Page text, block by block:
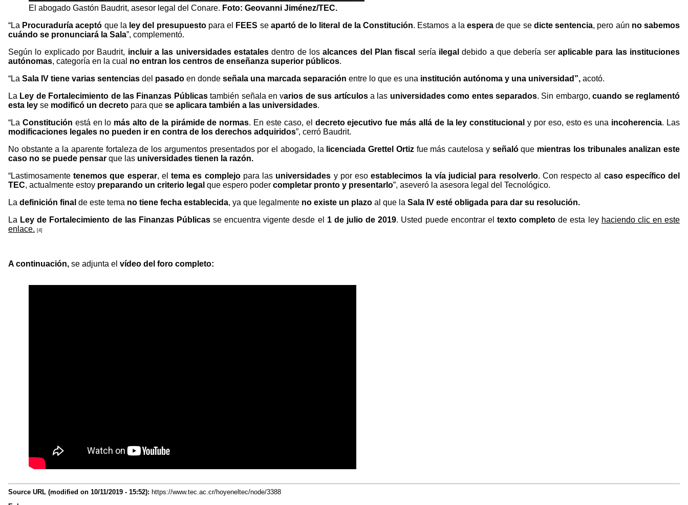
El abogado Gastón Baudrit, asesor legal del Conare. Foto: Geovanni Jiménez/TEC.
“La Procuraduría aceptó que la ley del presupuestopara el FEES se apartó de lo literal de la Constitución. Estamos a laespera de que se dicte sentencia, pero aún no sabemos
cuándo se pronunciará la Sala”, complementó.
Según lo explicado por Baudrit, incluir a las universidades estatales dentro de losalcances del Plan fiscal sería ilegal debido a que debería seraplicable para las instituciones
autónomas, categoría en la cual no entran los centros de enseñanza superior públicos.
“La Sala IV tiene varias sentencias del pasado en donde señala una marcada separación entre lo que es una institución autónoma y una universidad”, acotó.
La Ley de Fortalecimiento de las Finanzas Públicastambién señala en varios de sus artículosa las universidades como entes separados. Sin embargo,cuando se reglamentó
esta ley se modificó un decreto para que se aplicara también a las universidades.
“La Constitución está en lo más alto de la pirámide de normas. En este caso, el decreto ejecutivo fue más allá de la ley constitucional y por eso, esto es una incoherencia. Las
modificaciones legales no pueden ir en contra de los derechos adquiridos”, cerró Baudrit.
No obstante a la aparente fortaleza de los argumentos presentados por el abogado, la licenciada Grettel Ortizfue más cautelosa y señalóque mientras los tribunales analizan este
caso no se puede pensar que las universidades tienen la razón.
“Lastimosamentetenemos que esperar, eltema es complejopara las universidades y por esoestablecimos la vía judicial para resolverlo. Con respecto al caso específico del
TEC, actualmente estoy preparando un criterio legal que espero poder completar pronto y presentarlo”, aseveró la asesora legal del Tecnológico.
La definición final de este tema no tiene fecha establecida, ya que legalmente no existe un plazo al que la Sala IV esté obligada para dar su resolución.
La Ley de Fortalecimiento de las Finanzas Públicasse encuentra vigente desde el 1 de julio de 2019. Usted puede encontrar el texto completo de esta ley haciendo clic en este
enlace. [4]
A continuación, se adjunta el vídeo del foro completo:
Source URL (modified on 10/11/2019 - 15:52): https://www.tec.ac.cr/hoyeneltec/node/3388